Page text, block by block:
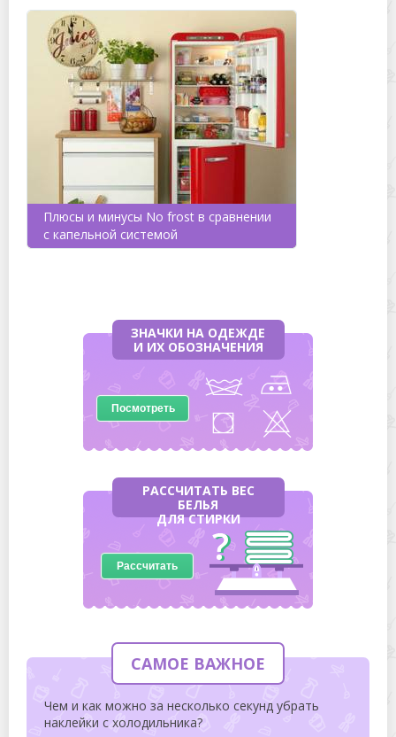
Плюсы и минусы No frost в сравнении
с капельной системой
ЗНАЧКИ НА ОДЕЖДЕ
И ИХ ОБОЗНАЧЕНИЯ
Посмотреть
РАССЧИТАТЬ ВЕС
БЕЛЬЯ
ДЛЯ СТИРКИ
Рассчитать
САМОЕ ВАЖНОЕ
Чем и как можно за несколько секунд убрать
наклейки с холодильника?